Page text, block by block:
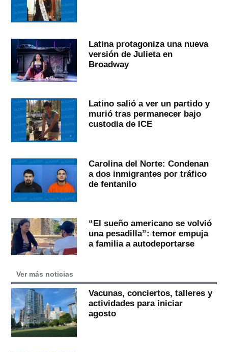
Latina protagoniza una nueva
versión de Julieta en
Broadway
Latino salió a ver un partido y
murió tras permanecer bajo
custodia de ICE
Carolina del Norte: Condenan
a dos inmigrantes por tráfico
de fentanilo
“El sueño americano se volvió
una pesadilla”: temor empuja
a familia a autodeportarse
Ver más noticias
Vacunas, conciertos, talleres y
actividades para iniciar
agosto